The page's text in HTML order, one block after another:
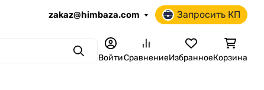
zakaz@himbaza.com Запросить КП
ПоискВойтиСравнениеИзбранноеКорзина